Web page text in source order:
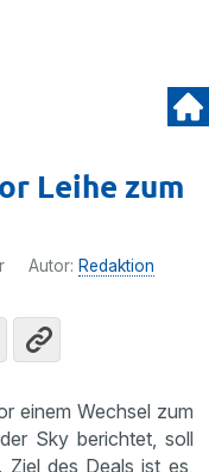
Leihe zum
Autor: Redaktion
einem Wechsel zum
Sky berichtet, soll
Ziel des Deals ist es,